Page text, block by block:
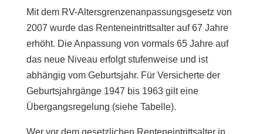
Mit dem RV-Altersgrenzenanpassungsgesetz von
2007 wurde das Renteneintrittsalter auf 67 Jahre
erhöht. Die Anpassung von vormals 65 Jahre auf
das neue Niveau erfolgt stufenweise und ist
abhängig vom Geburtsjahr. Für Versicherte der
Geburtsjahrgänge 1947 bis 1963 gilt eine
Übergangsregelung (siehe Tabelle).
Wer vor dem gesetzlichen Renteneintrittsalter in